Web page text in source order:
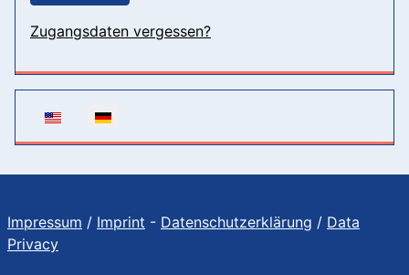
Zugangsdaten vergessen?
Sprache auswählen
Impressum / Imprint - Datenschutzerklärung / Data
Privacy